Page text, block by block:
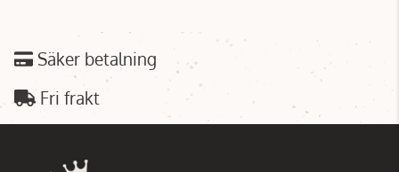
Säker betalning
Fri frakt